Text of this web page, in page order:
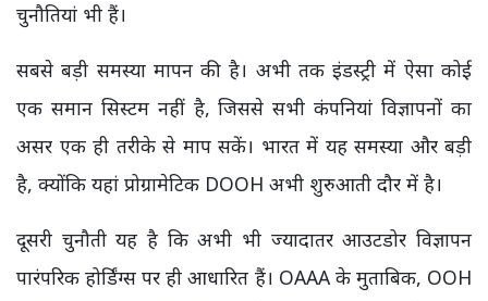
चुनौतियां भी हैं।
सबसे बड़ी समस्या मापन की है। अभी तक इंडस्ट्री में ऐसा कोई
एक समान सिस्टम नहीं है, जिससे सभी कंपनियां विज्ञापनों का
असर एक ही तरीके से माप सकें। भारत में यह समस्या और बड़ी
है, क्योंकि यहां प्रोग्रामेटिक DOOH अभी शुरुआती दौर में है।
दूसरी चुनौती यह है कि अभी भी ज्यादातर आउटडोर विज्ञापन
पारंपरिक होर्डिंग्स पर ही आधारित हैं। OAAA के मुताबिक, OOH